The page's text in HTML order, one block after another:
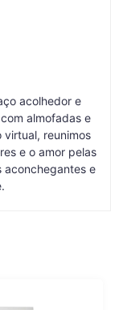
acolhedor e
almofadas e
reunimos
e o amor pelas
aconchegantes e